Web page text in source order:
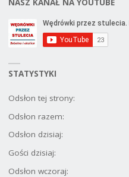
NASZ KANAŁ NA YOUTUBE
STATYSTYKI
Odsłon tej strony:
Odsłon razem:
Odsłon dzisiaj:
Gości dzisiaj:
Odsłon wczoraj: